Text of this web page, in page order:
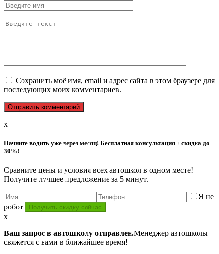
Сохранить моё имя, email и адрес сайта в этом браузере для
последующих моих комментариев.
x
Начните водить уже через месяц! Бесплатная консультация + скидка до
30%!
Сравните цены и условия всех автошкол в одном месте!
Получите лучшее предложение за 5 минут.
Я не
робот
x
Ваш запрос в автошколу отправлен.Менеджер автошколы
свяжется с вами в ближайшее время!